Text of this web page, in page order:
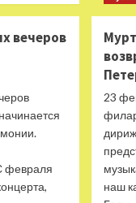
вечеров
февраля
23
наш